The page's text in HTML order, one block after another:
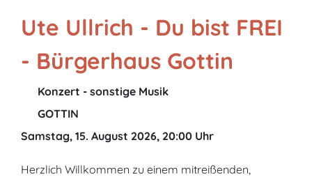
Ute Ullrich - Du bist FREI
- Bürgerhaus Gottin
Konzert - sonstige Musik
GOTTIN
Samstag, 15. August 2026, 20:00 Uhr
Herzlich Willkommen zu einem mitreißenden,